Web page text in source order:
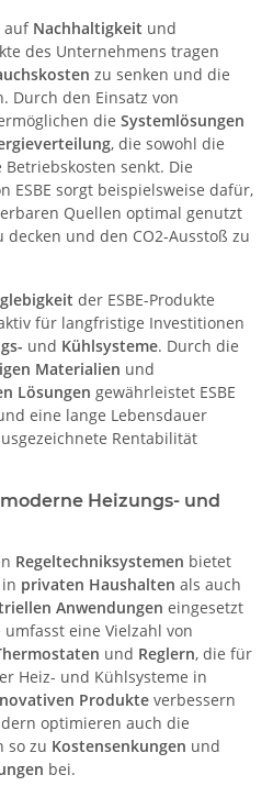
auf Nachhaltigkeit und
des Unternehmens tragen
zu senken und die
Durch den Einsatz von
die Systemlösungen
, die sowohl die
senkt. Die
ESBE sorgt beispielsweise dafür,
Quellen optimal genutzt
und den CO2-Ausstoß zu
der ESBE-Produkte
für langfristige Investitionen
und Kühlsysteme. Durch die
Materialien und
Lösungen gewährleistet ESBE
eine lange Lebensdauer
Rentabilität
Heizungs- und
Regeltechniksystemen bietet
privaten Haushalten als auch
Anwendungen eingesetzt
eine Vielzahl von
und Reglern, die für
Heiz- und Kühlsysteme in
Produkte verbessern
optimieren auch die
so zu Kostensenkungen und
bei.